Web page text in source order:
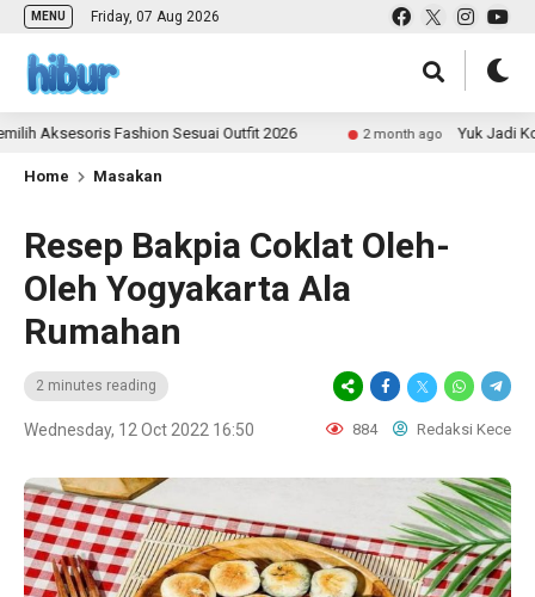
MENU Friday, 07 Aug 2026
Fashion Sesuai Outfit 2026 2 month ago Yuk Jadi
Home Masakan
Resep Bakpia Coklat Oleh-
Oleh Yogyakarta Ala
Rumahan
2 minutes reading
Wednesday, 12 Oct 2022 16:50 884 Redaksi Kece